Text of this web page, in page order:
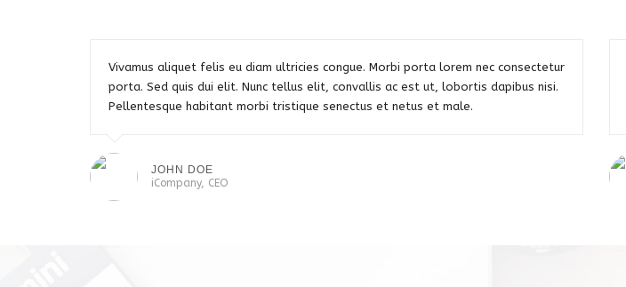
Vivamus aliquet felis eu diam ultricies congue. Morbi porta lorem nec consectetur
porta. Sed quis dui elit. Nunc tellus elit, convallis ac est ut, lobortis dapibus nisi.
Pellentesque habitant morbi tristique senectus et netus et male.
JOHN DOE
iCompany, CEO